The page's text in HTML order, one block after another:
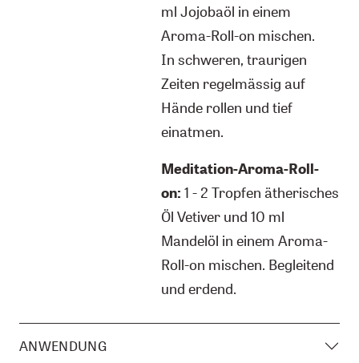
ml Jojobaöl in einem
Aroma-Roll-on mischen.
In schweren, traurigen
Zeiten regelmässig auf
Hände rollen und tief
einatmen.
Meditation-Aroma-Roll-
on: 1 - 2 Tropfen ätherisches
Öl Vetiver und 10 ml
Mandelöl in einem Aroma-
Roll-on mischen. Begleitend
und erdend.
ANWENDUNG